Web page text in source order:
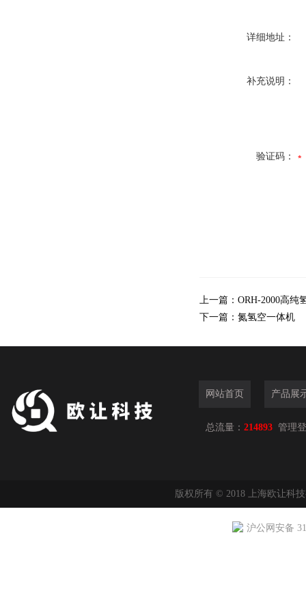
详细地址：
补充说明：
验证码：
上一篇： ORH-2000高纯
下一篇： 氮氢空一体机
网站首页 产品展
总流量： 214893 管理
版权所有 © 2018 上海欧让科
沪公网安备